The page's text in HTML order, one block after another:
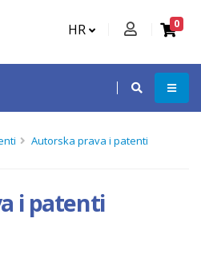
HR 0
Autorska prava i patenti
i patenti